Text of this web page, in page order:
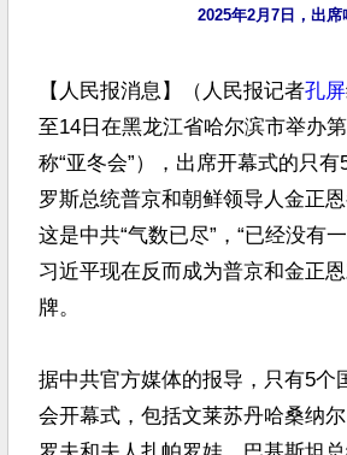
2025年2月7日，出席
【人民报消息】（人民报记者孔屏
至14日在黑龙江省哈尔滨市举办
称“亚冬会”），出席开幕式的只
罗斯总统普京和朝鲜领导人金正
这是中共“气数已尽”，“已经没有
习近平现在反而成为普京和金正
牌。
据中共官方媒体的报导，只有5个
会开幕式，包括文莱苏丹哈桑纳